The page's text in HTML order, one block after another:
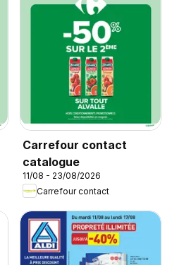
Carrefour contact
catalogue
11/08 - 23/08/2026
Carrefour contact